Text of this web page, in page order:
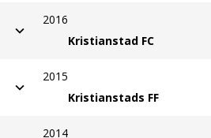
2016
Kristianstad FC
2015
Kristianstads FF
2014